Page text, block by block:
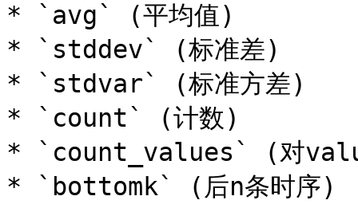
* `avg` (平均值)
* `stddev` (标准差)
* `stdvar` (标准方差)
* `count` (计数)
* `count_values` (对
* `bottomk` (后n条时序)